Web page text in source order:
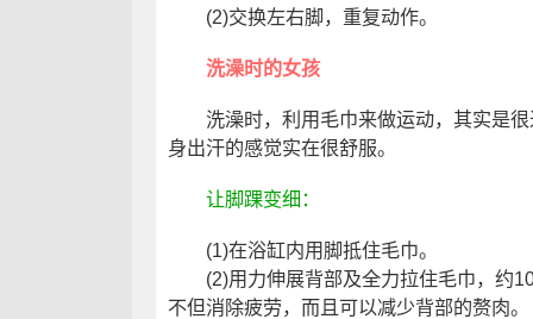
(2)交换左右脚，重复动作。
洗澡时的女孩
洗澡时，利用毛巾来做运动，其实是很
身出汗的感觉实在很舒服。
让脚踝变细：
(1)在浴缸内用脚抵住毛巾。
(2)用力伸展背部及全力拉住毛巾，约
不但消除疲劳，而且可以减少背部的赘肉。